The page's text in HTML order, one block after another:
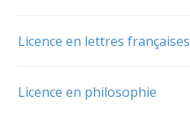
Licence en lettres françaises
Licence en philosophie